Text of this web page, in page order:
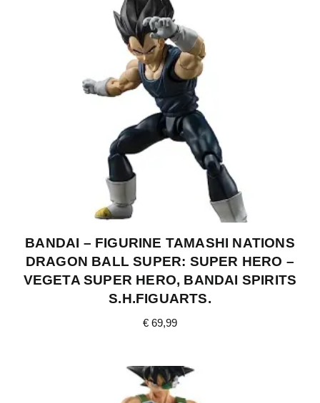
BANDAI – FIGURINE TAMASHI NATIONS
DRAGON BALL SUPER: SUPER HERO –
VEGETA SUPER HERO, BANDAI SPIRITS
S.H.FIGUARTS.
€ 69,99